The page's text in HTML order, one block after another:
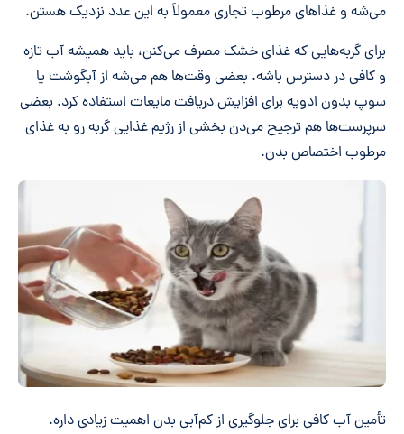
می‌شه و غذاهای مرطوب تجاری معمولاً به این عدد نزدیک هستن.
برای گربه‌هایی که غذای خشک مصرف می‌کنن، باید همیشه آب تازه
و کافی در دسترس باشه. بعضی وقت‌ها هم می‌شه از آبگوشت یا
سوپ بدون ادویه برای افزایش دریافت مایعات استفاده کرد. بعضی
سرپرست‌ها هم ترجیح می‌دن بخشی از رژیم غذایی گربه رو به غذای
مرطوب اختصاص بدن.
تأمین آب کافی برای جلوگیری از کم‌آبی بدن اهمیت زیادی داره.